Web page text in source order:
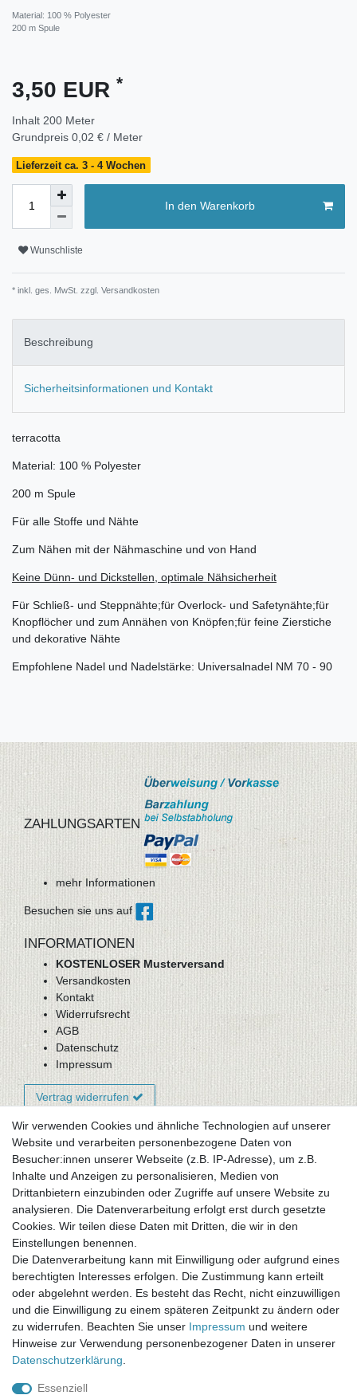
Material: 100 % Polyester
200 m Spule
3,50 EUR *
Inhalt 200 Meter
Grundpreis 0,02 € / Meter
Lieferzeit ca. 3 - 4 Wochen
In den Warenkorb
Wunschliste
* inkl. ges. MwSt. zzgl. Versandkosten
Beschreibung
Sicherheitsinformationen und Kontakt
terracotta
Material: 100 % Polyester
200 m Spule
Für alle Stoffe und Nähte
Zum Nähen mit der Nähmaschine und von Hand
Keine Dünn- und Dickstellen, optimale Nähsicherheit
Für Schließ- und Steppnähte;für Overlock- und Safetynähte;für
Knopflöcher und zum Annähen von Knöpfen;für feine Zierstiche
und dekorative Nähte
Empfohlene Nadel und Nadelstärke: Universalnadel NM 70 - 90
ZAHLUNGSARTEN
mehr Informationen
Besuchen sie uns auf
INFORMATIONEN
KOSTENLOSER Musterversand
Versandkosten
Kontakt
Widerrufsrecht
AGB
Datenschutz
Impressum
Vertrag widerrufen
Newsletter-Anmeldung
FAQ / Fragen
Mein Warenkorb
Mein Merkzettel
Mein Konto
UNSER LADENGESCHÄFT
Gottlieb-Daimler-Str. 10
33334 Gütersloh
ÖFFNUNGSZEITEN
Montag - Dienstag: 8.00 - 18.00 Uhr, Mittwoch Ruhetag,
Donnerstag: 8.00 - 18.00 Uhr, Freitag 8.00 - 14.00 Uhr
Wir verwenden Cookies und ähnliche Technologien auf unserer
Website und verarbeiten personenbezogene Daten von
Besucher:innen unserer Webseite (z.B. IP-Adresse), um z.B.
Inhalte und Anzeigen zu personalisieren, Medien von
Drittanbietern einzubinden oder Zugriffe auf unsere Website zu
analysieren. Die Datenverarbeitung erfolgt erst durch gesetzte
Cookies. Wir teilen diese Daten mit Dritten, die wir in den
Einstellungen benennen.
Die Datenverarbeitung kann mit Einwilligung oder aufgrund eines
berechtigten Interesses erfolgen. Die Zustimmung kann erteilt
oder abgelehnt werden. Es besteht das Recht, nicht einzuwilligen
und die Einwilligung zu einem späteren Zeitpunkt zu ändern oder
zu widerrufen. Beachten Sie unser Impressum und weitere
Hinweise zur Verwendung personenbezogener Daten in unserer
Daten­schutz­erklärung
Essenziell